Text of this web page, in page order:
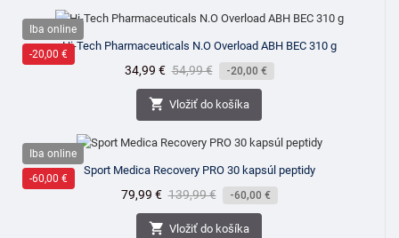
Iba online
-20,00 €
Hi-Tech Pharmaceuticals N.O Overload ABH BEC 310 g
Cena
34,99 € Bežná
cena
54,99 € -20,00 €
 Vložiť do košíka
Iba online
-60,00 €
Sport Medica Recovery PRO 30 kapsúl peptidy
Cena
79,99 € Bežná
cena
139,99 € -60,00 €
 Vložiť do košíka